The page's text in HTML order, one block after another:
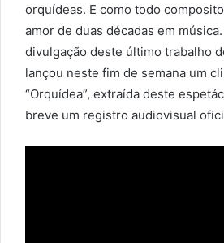
orquídeas. E como todo
amor de duas décadas em
divulgação deste último trabalho
lançou neste fim de semana um
“Orquídea”, extraída deste
breve um registro audiovisual